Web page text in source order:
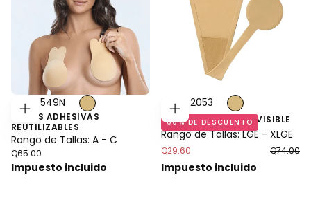
ELEGIR
OPCIONES
Estilo: 549N
COPAS ADHESIVAS
REUTILIZABLES
Rango de Tallas: A - C
Precio
regular
Q65.00
Impuesto incluido
ELEGIR
OPCIONES
Estilo: 2053
TANGA ADHESIVA INVISIBLE
60% DE DESCUENTO
Rango de Tallas: LGE - XLGE
Precio
mínimo
Q29.60
Precio
regular
Q74.00
Impuesto incluido